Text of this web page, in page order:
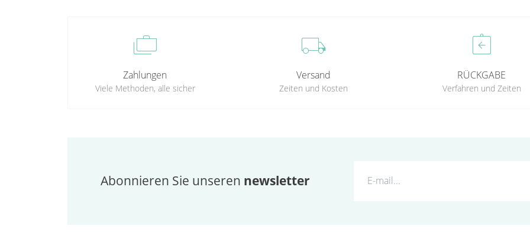
cases
Zahlungen
Viele Methoden, alle sicher
local_shipping
Versand
Zeiten und Kosten
assignment_return
RÜCKGABE
Verfahren und Zeiten
Abonnieren Sie unseren newsletter